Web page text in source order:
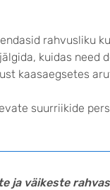
rahvusliku
kuidas
kaasaegsetes
suurriikide
ja väikeste